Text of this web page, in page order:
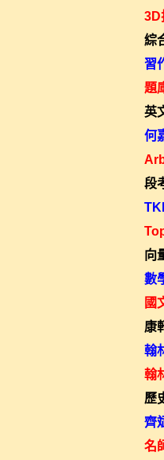
3D
綜
習
題
英
何
段
向
數
國
康
翰
翰
歷
齊
名